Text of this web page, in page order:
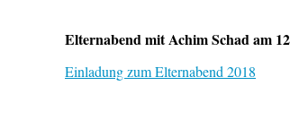
Elternabend mit Achim Schad am
Einladung zum Elternabend 2018